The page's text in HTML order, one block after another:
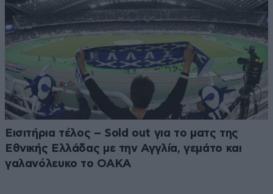
Εισιτήρια τέλος – Sold out για το ματς της
Εθνικής Ελλάδας με την Αγγλία, γεμάτο και
γαλανόλευκο το ΟΑΚΑ